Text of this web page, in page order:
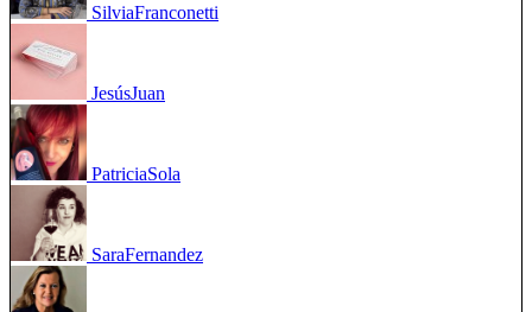
SilviaFranconetti
JesúsJuan
PatriciaSola
SaraFernandez